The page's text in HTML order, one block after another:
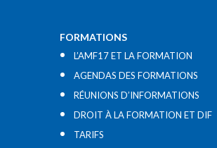
FORMATIONS
L’AMF17 ET LA FORMATION
AGENDAS DES FORMATIONS
RÉUNIONS D’INFORMATIONS
DROIT À LA FORMATION ET DIF
TARIFS